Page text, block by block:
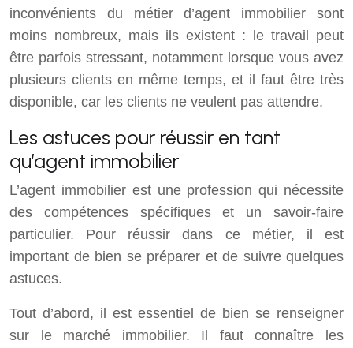
inconvénients du métier d’agent immobilier sont
moins nombreux, mais ils existent : le travail peut
être parfois stressant, notamment lorsque vous avez
plusieurs clients en même temps, et il faut être très
disponible, car les clients ne veulent pas attendre.
Les astuces pour réussir en tant
qu’agent immobilier
L’agent immobilier est une profession qui nécessite
des compétences spécifiques et un savoir-faire
particulier. Pour réussir dans ce métier, il est
important de bien se préparer et de suivre quelques
astuces.
Tout d’abord, il est essentiel de bien se renseigner
sur le marché immobilier. Il faut connaître les